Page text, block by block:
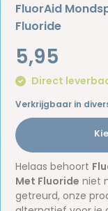
FluorAid
Fluoride
5,95
Direct
Verkrijgbaar in
Helaas behoort
Met Fluoride niet
getreurd, onze